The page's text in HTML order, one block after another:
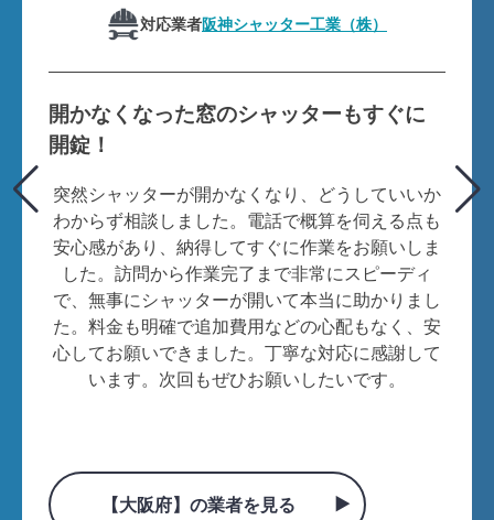
対応業者阪神シャッター工業（株）
開かなくなった窓のシャッターもすぐに
開錠！
突然シャッターが開かなくなり、どうしていいか
わからず相談しました。電話で概算を伺える点も
安心感があり、納得してすぐに作業をお願いしま
した。訪問から作業完了まで非常にスピーディ
で、無事にシャッターが開いて本当に助かりまし
た。料金も明確で追加費用などの心配もなく、安
心してお願いできました。丁寧な対応に感謝して
います。次回もぜひお願いしたいです。
【大阪府】の業者を見る